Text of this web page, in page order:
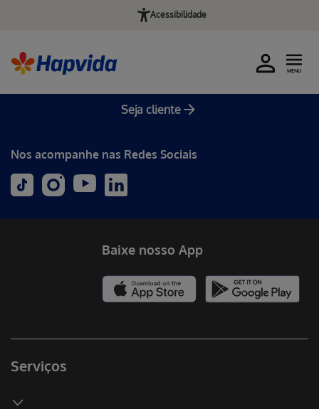
Acessibilidade
Seja cliente
MENU
Nos acompanhe nas Redes Sociais
Serviços
Baixe nosso App